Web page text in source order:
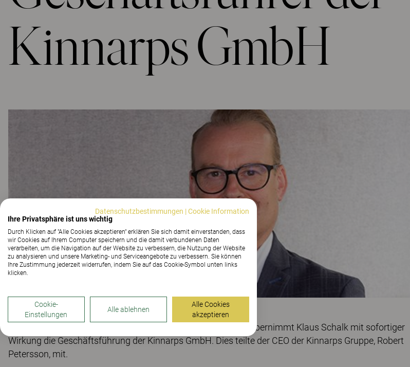
Kinnarps GmbH
Zusätzlich zu seiner Position als Vertriebsleiter Deutschland übernimmt Klaus Schalk mit sofortiger
Wirkung die Geschäftsführung der Kinnarps GmbH. Dies teilte der CEO der Kinnarps Gruppe, Robert
Petersson, mit.
Datenschutzbestimmungen |Cookie Information
Ihre Privatsphäre ist uns wichtig
Durch Klicken auf "Alle Cookies akzeptieren" erklären Sie sich damit einverstanden, dass
wir Cookies auf Ihrem Computer speichern und die damit verbundenen Daten
verarbeiten, um die Navigation auf der Website zu verbessern, die Nutzung der Website
zu analysieren und unsere Marketing- und Serviceangebote zu verbessern. Sie können
Ihre Zustimmung jederzeit widerrufen, indem Sie auf das Cookie-Symbol unten links
klicken.
Cookie-
Einstellungen
Alle ablehnen
Alle Cookies
akzeptieren